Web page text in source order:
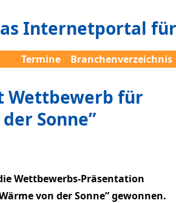
Internetportal
Termine Branchenverzeichnis
Wettbewerb für
Sonne”
Wettbewerbs-Präsentation
von der Sonne” gewonnen.